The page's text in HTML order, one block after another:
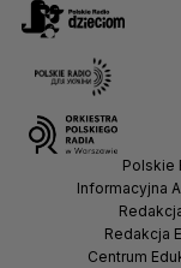
Polskie
Informacyjna
Redakcja
Centrum